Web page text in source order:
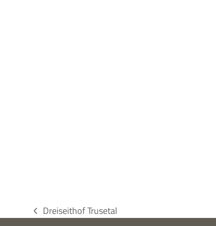
vorheriger
Dreiseithof Trusetal